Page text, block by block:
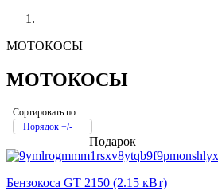
МОТОКОСЫ
МОТОКОСЫ
Сортировать по
Порядок +/-
Подарок
Бензокоса GT 2150 (2.15 кВт)